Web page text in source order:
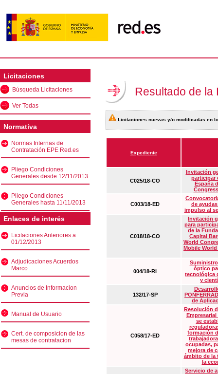
Licitaciones
Búsqueda Licitaciones
Ver Todas
Normativa
Normas Internas de
Contratación EPE Red.es
Pliego Condiciones
Generales desde 12/11/2013
Pliego Condiciones
Generales hasta 11/11/2013
Enlaces de interés
Licitaciones Anteriores a
01/12/2013
Adjudicaciones Acuerdos
Marco
Anuncios de Informacion
Previa
Manual de Usuario
Cert. de composicion de las
mesas de contratacion
Resultado de la
Licitaciones nuevas y/o modificadas en
Expediente
C025/18-CO
Invitación
participar
España
C003/18-ED
de
impulso al
C018/18-CO
Invitación
para
de la
Capital
World
Mobile
004/18-RI
óptico
tecnológica
y
132/17-SP
de
C058/17-ED
Resolución
Empresarial
se
formación
ocupadas,
mejora de
ámbito de la
la
Servicio de